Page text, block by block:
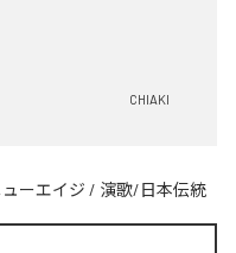
CHIAKI
ーエイジ / 演歌/日本伝統